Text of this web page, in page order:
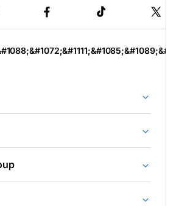
новій
вкладці